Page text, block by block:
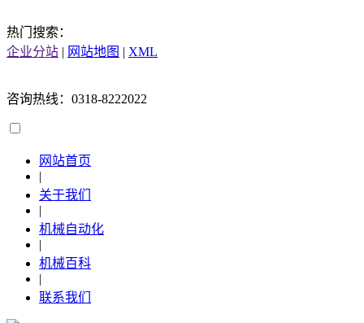
热门搜索：
企业分站 | 网站地图 | XML
咨询热线：0318-8222022
网站首页
|
关于我们
|
机械自动化
|
机械百科
|
联系我们